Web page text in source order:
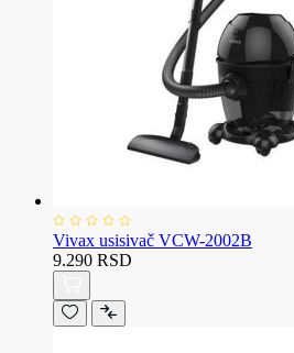
Vivax usisivač VCW-2002B
9.290 RSD